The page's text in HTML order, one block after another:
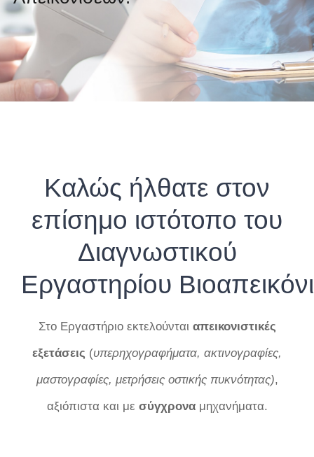
Καλώς ήλθατε στον
επίσημο ιστότοπο του
Διαγνωστικού
Εργαστηρίου
Στο Εργαστήριο εκτελούνται απεικονιστικές
εξετάσεις (υπερηχογραφήματα, ακτινογραφίες,
μαστογραφίες, μετρήσεις οστικής πυκνότητας),
αξιόπιστα και με σύγχροναμηχανήματα.